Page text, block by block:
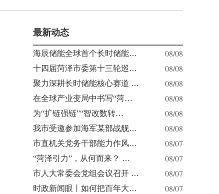
最新动态
海辰储能全球首个长时储能… 08/08
十四届菏泽市委第十三轮巡… 08/08
聚力深耕长时储能核心赛道 … 08/08
在全球产业变局中书写“菏… 08/08
为“扩链强链”“智改数转… 08/08
我市受邀参加海军某部战舰… 08/08
市直机关党务干部能力作风… 08/07
“菏泽引力”，从何而来？ … 08/07
市人大常委会党组会议召开 … 08/07
时政新闻眼丨如何把百年大… 08/07